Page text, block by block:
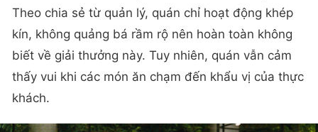
Theo chia sẻ từ quản lý, quán chỉ hoạt động khép
kín, không quảng bá rầm rộ nên hoàn toàn không
biết về giải thưởng này. Tuy nhiên, quán vẫn cảm
thấy vui khi các món ăn chạm đến khẩu vị của thực
khách.